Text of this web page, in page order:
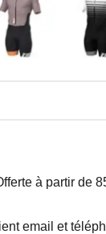
à partir de
email et